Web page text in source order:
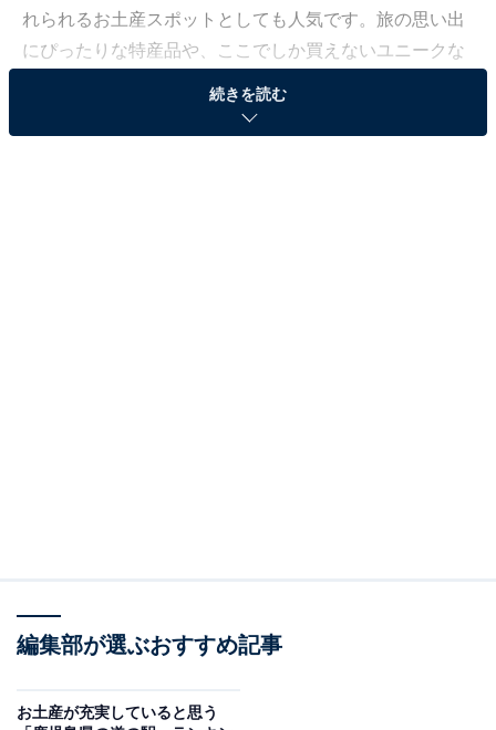
れられるお土産スポットとしても人気です。旅の思い出
にぴったりな特産品や、ここでしか買えないユニークな
商品が並び、訪れる人の心をわくわくさせてくれます。
今回はそんな魅力に迫ります。
回答者からは「スボかまぼこやかんころ餅、原口みかん
さんあります」（30代男性／宮城県）、「五島うどん、
続きを読む
編集部が選ぶおすすめ記事
お土産が充実していると思う